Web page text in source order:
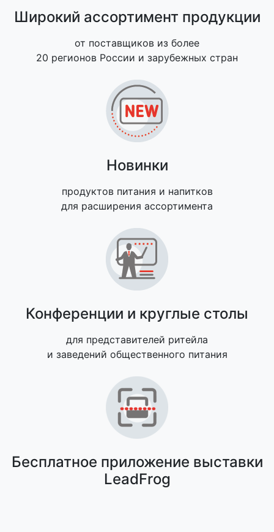
Широкий ассортимент продукции
от поставщиков из более
20 регионов России и зарубежных стран
Новинки
продуктов питания и напитков
для расширения ассортимента
Конференции и круглые столы
для представителей ритейла
и заведений общественного питания
Бесплатное приложение выставки
LeadFrog